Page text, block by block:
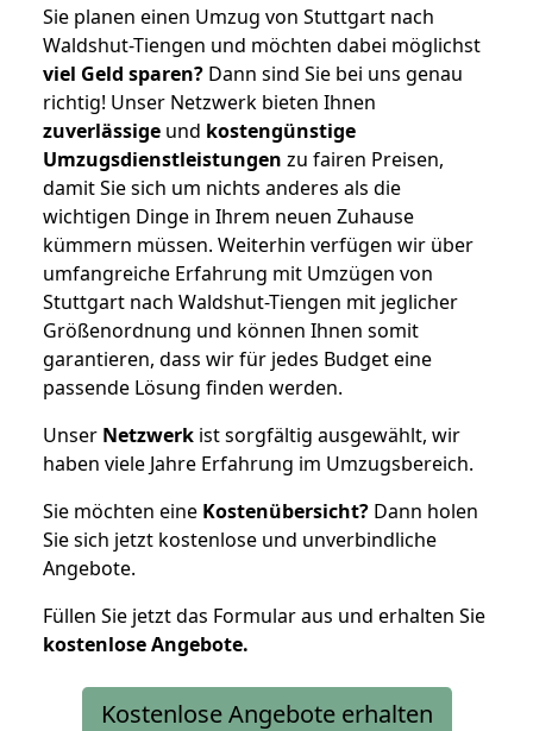
Sie planen einen Umzug von Stuttgart nach
Waldshut-Tiengen und möchten dabei möglichst
viel Geld sparen? Dann sind Sie bei uns genau
richtig! Unser Netzwerk bieten Ihnen
zuverlässige und kostengünstige
Umzugsdienstleistungen zu fairen Preisen,
damit Sie sich um nichts anderes als die
wichtigen Dinge in Ihrem neuen Zuhause
kümmern müssen. Weiterhin verfügen wir über
umfangreiche Erfahrung mit Umzügen von
Stuttgart nach Waldshut-Tiengen mit jeglicher
Größenordnung und können Ihnen somit
garantieren, dass wir für jedes Budget eine
passende Lösung finden werden.
Unser Netzwerk ist sorgfältig ausgewählt, wir
haben viele Jahre Erfahrung im Umzugsbereich.
Sie möchten eine Kostenübersicht? Dann holen
Sie sich jetzt kostenlose und unverbindliche
Angebote.
Füllen Sie jetzt das Formular aus und erhalten Sie
kostenloseAngebote.
Kostenlose Angebote erhalten